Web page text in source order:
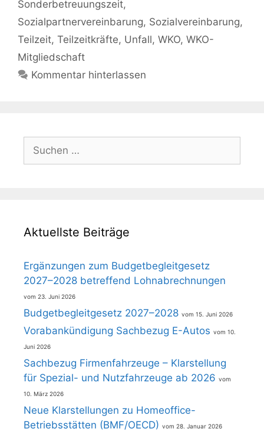
Sonderbetreuungszeit,
Sozialpartnervereinbarung, Sozialvereinbarung,
Teilzeit, Teilzeitkräfte, Unfall, WKO, WKO-
Mitgliedschaft
Kommentar hinterlassen
Suchen
nach:
Aktuellste Beiträge
Ergänzungen zum Budgetbegleitgesetz
2027–2028 betreffend Lohnabrechnungen
23. Juni 2026
Budgetbegleitgesetz 2027–2028 15. Juni 2026
Vorabankündigung Sachbezug E-Autos 10.
Juni 2026
Sachbezug Firmenfahrzeuge – Klarstellung
für Spezial- und Nutzfahrzeuge ab 2026
10. März 2026
Neue Klarstellungen zu Homeoffice-
Betriebsstätten (BMF/OECD)
28. Januar 2026